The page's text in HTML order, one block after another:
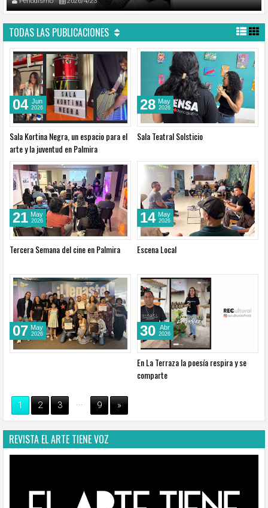
TODAS LAS PUBLICACIONES
Sala Kortina Negra, un espacio para el
arte y la juventud en Palmira
04 Jun
2026
Sala Teatral Solsticio
28 May
2026
Tercera Semana del cine en Palmira
21 May
2026
Escena Local
14 May
2026
07 May
2026
En La Terraza la poesía respira y se
comparte
30 Abr
2026
1 2 3 ... 9 »
REVISTA EL ARTE TIENE VOZ